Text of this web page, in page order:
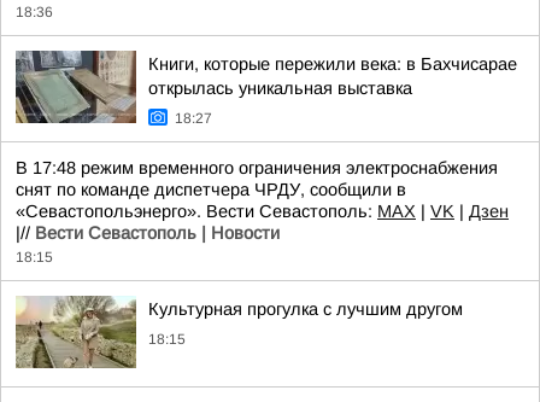
18:36
Книги, которые пережили века: в Бахчисарае
открылась уникальная выставка
18:27
В 17:48 режим временного ограничения электроснабжения
снят по команде диспетчера ЧРДУ, сообщили в
«Севастопольэнерго». Вести Севастополь: MAX | VK | Дзен
|// Вести Севастополь | Новости
18:15
Культурная прогулка с лучшим другом
18:15